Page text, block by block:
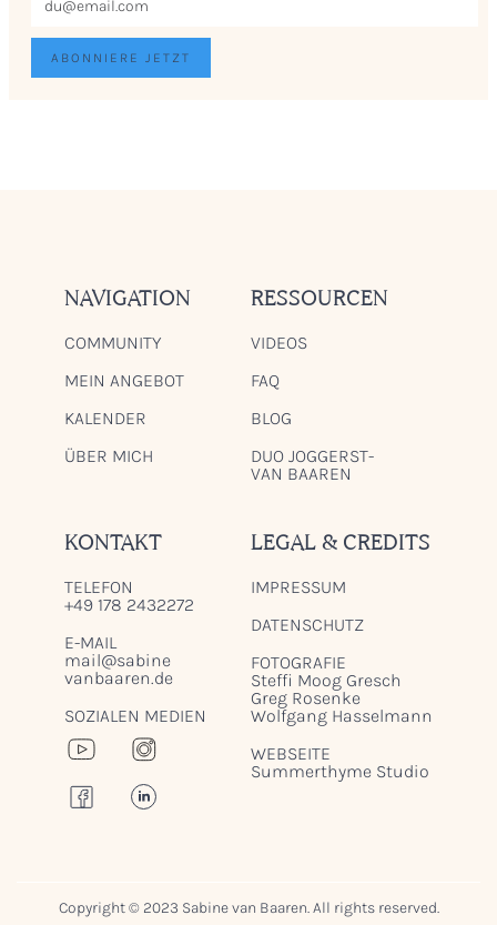
NAVIGATION
COMMUNITY
MEIN ANGEBOT
KALENDER
ÜBER MICH
RESSOURCEN
VIDEOS
FAQ
BLOG
DUO JOGGERST-
VAN BAAREN
KONTAKT
TELEFON
+49 178 2432272
E-MAIL
mail@sabine
vanbaaren.de
SOZIALEN MEDIEN
LEGAL & CREDITS
IMPRESSUM
DATENSCHUTZ
FOTOGRAFIE
Steffi Moog Gresch
Greg Rosenke
Wolfgang Hasselmann
WEBSEITE
Summerthyme Studio
Copyright © 2023 Sabine van Baaren. All rights reserved.